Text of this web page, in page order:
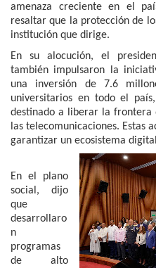
amenaza creciente en el
resaltar que la protección de
institución que dirige.
En su alocución, el
también impulsaron la
una inversión de 7.6
universitarios en todo el
destinado a liberar la frontera
las telecomunicaciones. Estas
garantizar un ecosistema
En el plano
social, dijo
que
desarrollaro
n
programas
de alto